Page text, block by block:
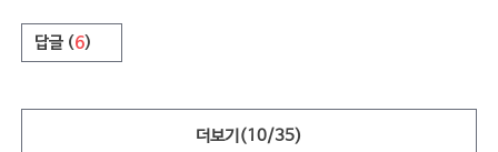
답글 (6)
더보기(10/35)